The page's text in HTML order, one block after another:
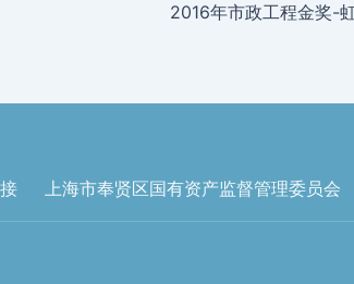
上海市奉贤区国有资产监督管理委员会